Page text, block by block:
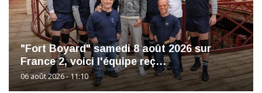
"Fort Boyard" samedi 8 août 2026 sur
France 2, voici l'équipe reç…
06 août 2026 - 11:10